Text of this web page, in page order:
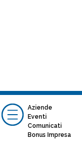
Aziende
Eventi
Comunicati
Bonus Impresa